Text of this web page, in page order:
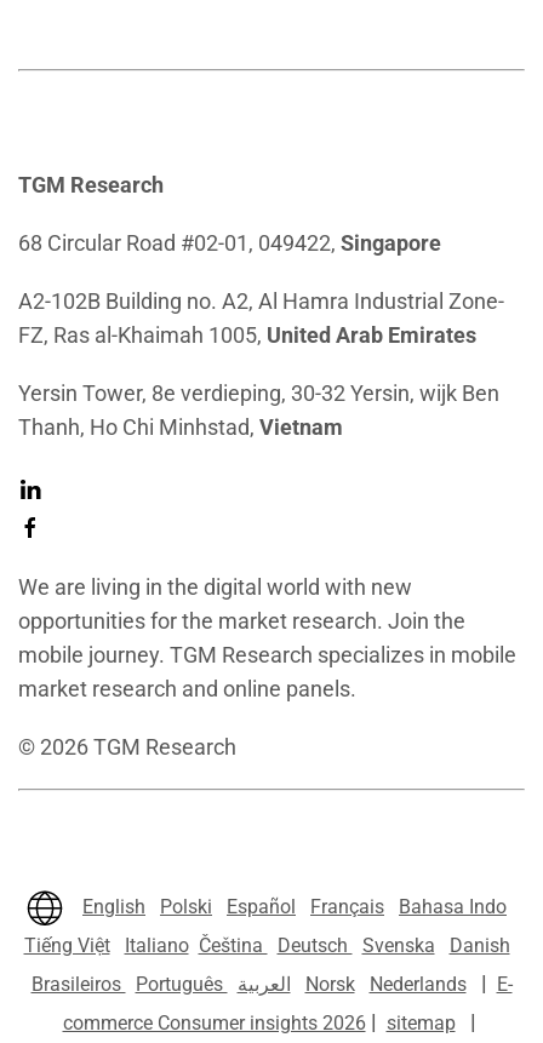
TGM Research
68 Circular Road #02-01, 049422, Singapore
A2-102B Building no. A2, Al Hamra Industrial Zone-
FZ, Ras al-Khaimah 1005, United Arab Emirates
Yersin Tower, 8e verdieping, 30-32 Yersin, wijk Ben
Thanh, Ho Chi Minhstad, Vietnam
We are living in the digital world with new
opportunities for the market research. Join the
mobile journey. TGM Research specializes in mobile
market research and online panels.
© 2026TGM Research
English Polski Español Français
Bahasa Indo
Tiếng Việt
Italiano Čeština Deutsch Svenska
Danish
Brasileiros
Português العربية Norsk Nederlands | E-
commerce Consumer insights 2026 | sitemap |